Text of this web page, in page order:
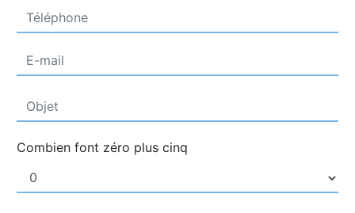
Combien font zéro plus cinq